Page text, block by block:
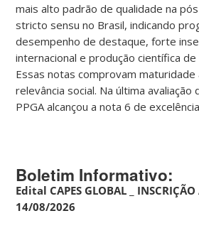
mais alto padrão de qualidade na
stricto sensu no Brasil, indicando
desempenho de destaque, forte
internacional e produção científica
Essas notas comprovam maturidade
relevância social. Na última avaliação
PPGA alcançou a nota 6 de
Boletim Informativo:
Edital CAPES GLOBAL
INSCRIÇÃO
14/08/2026